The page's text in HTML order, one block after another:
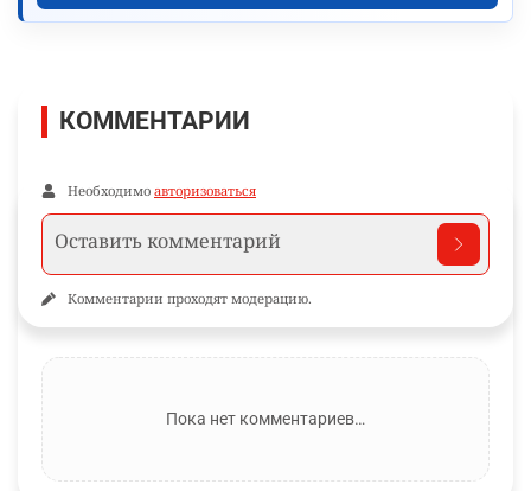
КОММЕНТАРИИ
Необходимо авторизоваться
Комментарии проходят модерацию.
Пока нет комментариев…